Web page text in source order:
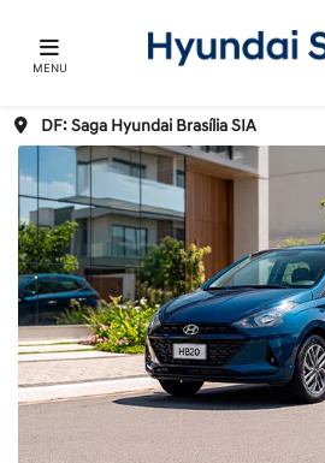
MENU
DF: Saga Hyundai Brasília SIA